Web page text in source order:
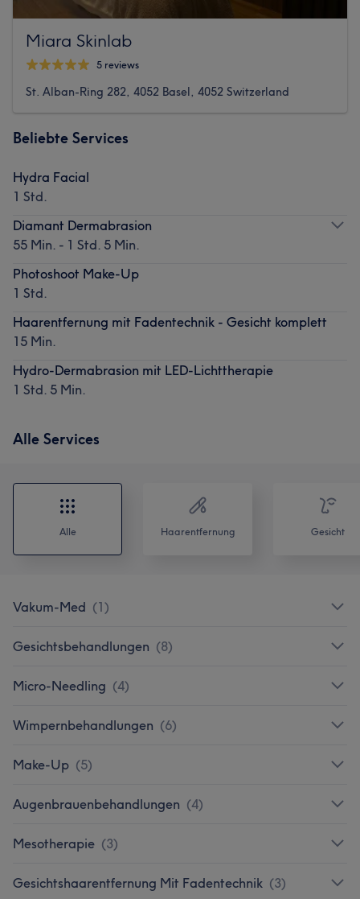
Miara Skinlab
5 reviews
St. Alban-Ring 282, 4052 Basel, 4052 Switzerland
Beliebte Services
Hydra Facial
1 Std.
Diamant Dermabrasion
55 Min. - 1 Std. 5 Min.
Photoshoot Make-Up
1 Std.
Haarentfernung mit Fadentechnik - Gesicht komplett
15 Min.
Hydro-Dermabrasion mit LED-Lichttherapie
1 Std. 5 Min.
Alle Services
Alle Haarentfernung Gesicht
Vakum-Med (1)
Gesichtsbehandlungen (8)
Micro-Needling (4)
Wimpernbehandlungen (6)
Make-Up (5)
Augenbrauenbehandlungen (4)
Mesotherapie (3)
Gesichtshaarentfernung Mit Fadentechnik (3)